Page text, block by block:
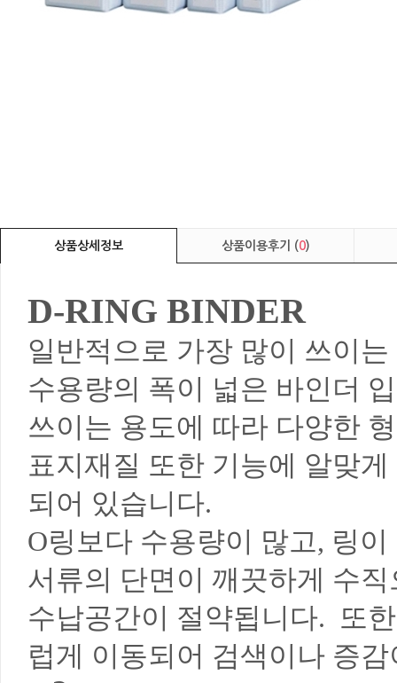
상품상세정보 상품이용후기 (0)
D-RING BINDER
일반적으로 가장 많이 쓰이
수용량의 폭이 넓은 바인더
쓰이는 용도에 따라 다양한
표지재질 또한 기능에 알맞
되어 있습니다.
O링보다 수용량이 많고, 링
서류의 단면이 깨끗하게 수
수납공간이 절약됩니다. 또
럽게 이동되어 검색이나 증